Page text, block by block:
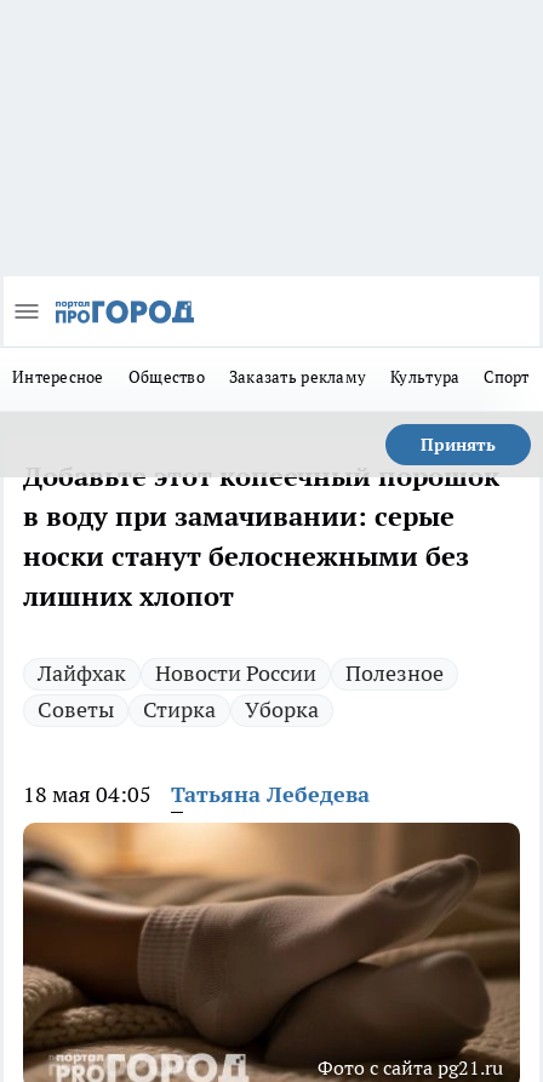
Интересное Общество Заказать рекламу Культура Спорт
Принять
Добавьте этот копеечный порошок
в воду при замачивании: серые
носки станут белоснежными без
лишних хлопот
Лайфхак Новости России
Полезное
Советы
Стирка Уборка
18 мая 04:05 Татьяна Лебедева
Фото с сайта pg21.ru